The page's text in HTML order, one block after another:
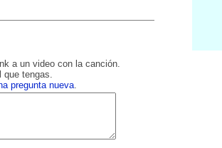
a un video con la canción.
que tengas.
pregunta nueva.